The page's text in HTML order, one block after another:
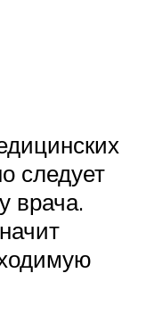
следует
врача.